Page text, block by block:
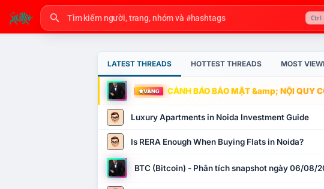
Ctrl
LATEST THREADS HOTTEST THREADS MOST
VÀNG CẢNH BÁO BẢO MẬT &amp; NỘI QUY
Luxury Apartments in Noida Investment Guide
Is RERA Enough When Buying Flats in Noida?
BTC (Bitcoin) - Phân tích snapshot ngày 06/08/